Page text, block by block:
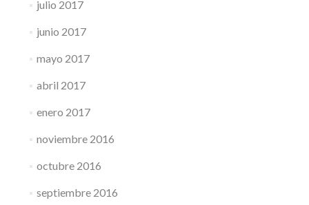
julio 2017
junio 2017
mayo 2017
abril 2017
enero 2017
noviembre 2016
octubre 2016
septiembre 2016